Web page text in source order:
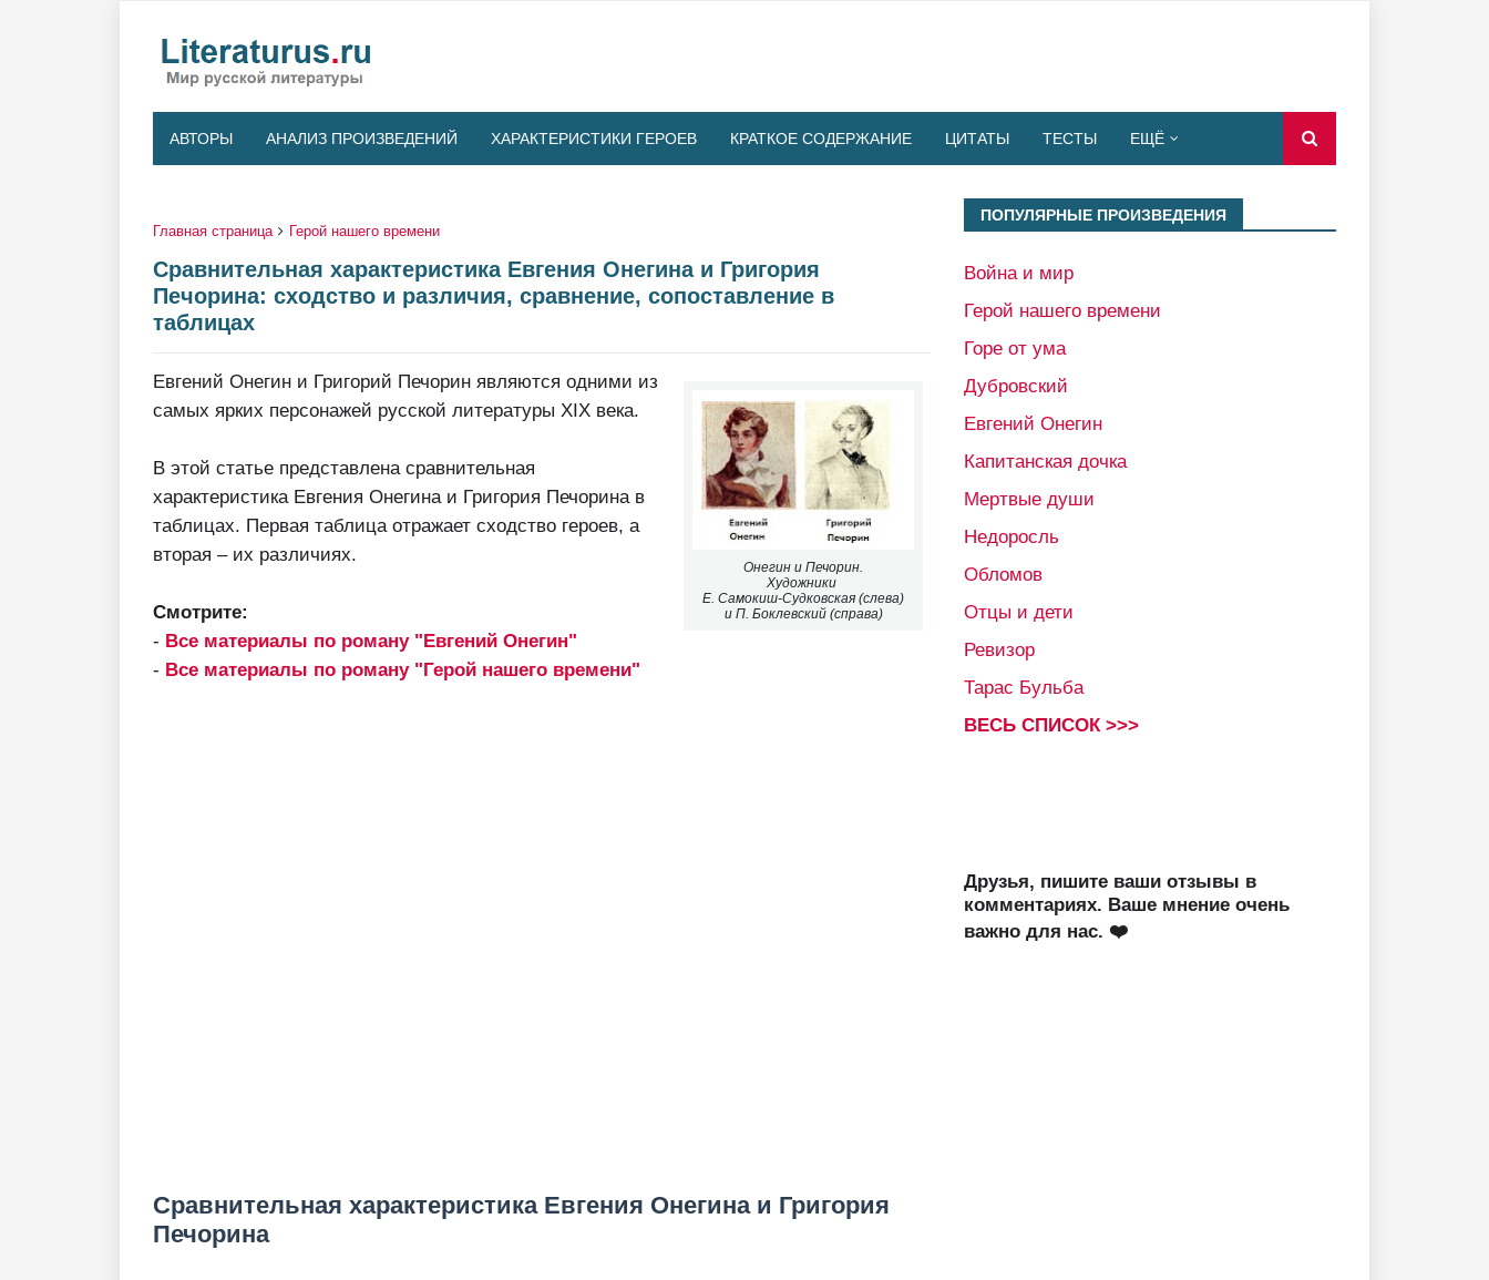
АВТОРЫ АНАЛИЗ ПРОИЗВЕДЕНИЙ ХАРАКТЕРИСТИКИ ГЕРОЕВ КРАТКОЕ СОДЕРЖАНИЕ ЦИТАТЫ ТЕСТЫ ЕЩЁ
Главная страница Герой нашего времени
Сравнительная характеристика Евгения Онегина и Григория
Печорина: сходство и различия, сравнение, сопоставление в
таблицах
Онегин и Печорин.
Художники
Е. Самокиш-Судковская (слева)
и П. Боклевский (справа)
Евгений Онегин и Григорий Печорин являются одними из
самых ярких персонажей русской литературы XIX века.
В этой статье представлена сравнительная
характеристика Евгения Онегина и Григория Печорина в
таблицах. Первая таблица отражает сходство героев, а
вторая – их различиях.
Смотрите:
- Все материалы по роману "Евгений Онегин"
- Все материалы по роману "Герой нашего времени"
Сравнительная характеристика Евгения Онегина и Григория
Печорина
ПОПУЛЯРНЫЕ ПРОИЗВЕДЕНИЯ
Война и мир
Герой нашего времени
Горе от ума
Дубровский
Евгений Онегин
Капитанская дочка
Мертвые души
Недоросль
Обломов
Отцы и дети
Ревизор
Тарас Бульба
ВЕСЬ СПИСОК >>>
Друзья, пишите ваши отзывы в
комментариях. Ваше мнение очень
важно для нас. ❤️